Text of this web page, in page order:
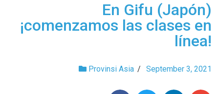
En Gifu (Japón)
¡comenzamos las clases en
línea!
Provinsi Asia / September 3, 2021